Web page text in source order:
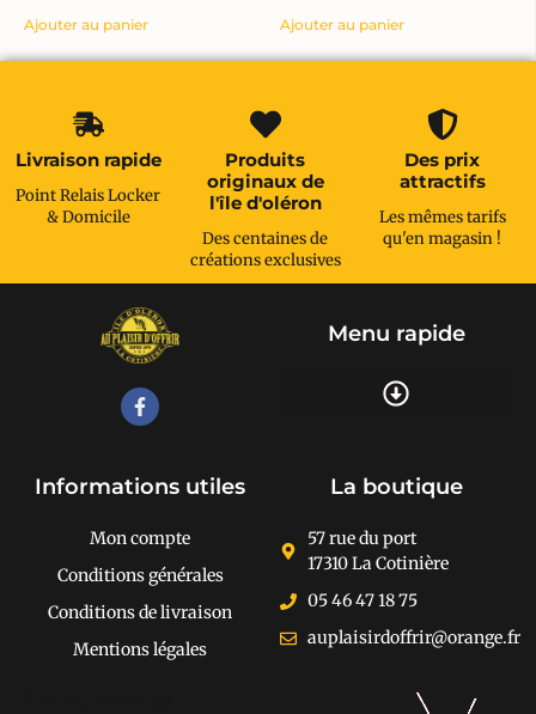
Ajouter au panier Ajouter au panier
Livraison rapide
Point Relais Locker
& Domicile
Produits
originaux de
l'île d'oléron
Des centaines de
créations exclusives
Des prix
attractifs
Les mêmes tarifs
qu'en magasin !
Menu rapide
Informations utiles
Mon compte
Conditions générales
Conditions de livraison
Mentions légales
La boutique
57 rue du port
17310 La Cotinière
05 46 47 18 75
auplaisirdoffrir@orange.fr